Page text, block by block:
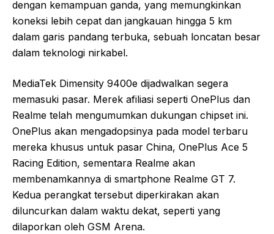
dengan kemampuan ganda, yang memungkinkan
koneksi lebih cepat dan jangkauan hingga 5 km
dalam garis pandang terbuka, sebuah loncatan besar
dalam teknologi nirkabel.
MediaTek Dimensity 9400e dijadwalkan segera
memasuki pasar. Merek afiliasi seperti OnePlus dan
Realme telah mengumumkan dukungan chipset ini.
OnePlus akan mengadopsinya pada model terbaru
mereka khusus untuk pasar China, OnePlus Ace 5
Racing Edition, sementara Realme akan
membenamkannya di smartphone Realme GT 7.
Kedua perangkat tersebut diperkirakan akan
diluncurkan dalam waktu dekat, seperti yang
dilaporkan oleh GSM Arena.